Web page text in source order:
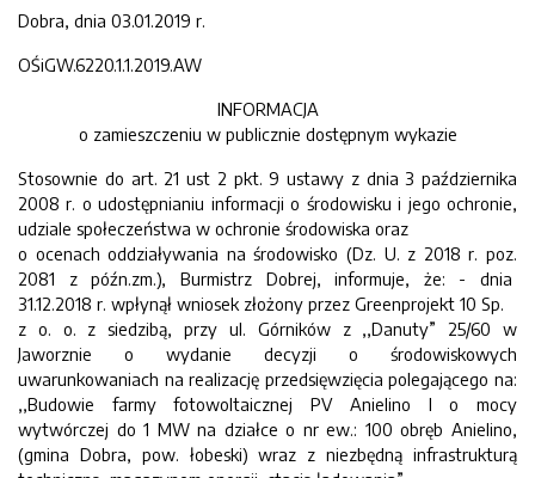
Dobra, dnia 03.01.2019 r.
OŚiGW.6220.1.1.2019.AW
INFORMACJA
o zamieszczeniu w publicznie dostępnym wykazie
Stosownie do art. 21 ust 2 pkt. 9 ustawy z dnia 3 października
2008 r. o udostępnianiu informacji o środowisku i jego ochronie,
udziale społeczeństwa w ochronie środowiska oraz
o ocenach oddziaływania na środowisko (Dz. U. z 2018 r. poz.
2081 z późn.zm.), Burmistrz Dobrej, informuje, że: - dnia
31.12.2018 r. wpłynął wniosek złożony przez Greenprojekt 10 Sp.
z o. o. z siedzibą, przy ul. Górników z ,,Danuty” 25/60 w
Jaworznie o wydanie decyzji o środowiskowych
uwarunkowaniach na realizację przedsięwzięcia polegającego na:
,,Budowie farmy fotowoltaicznej PV Anielino I o mocy
wytwórczej do 1 MW na działce o nr ew.: 100 obręb Anielino,
(gmina Dobra, pow. łobeski) wraz z niezbędną infrastrukturą